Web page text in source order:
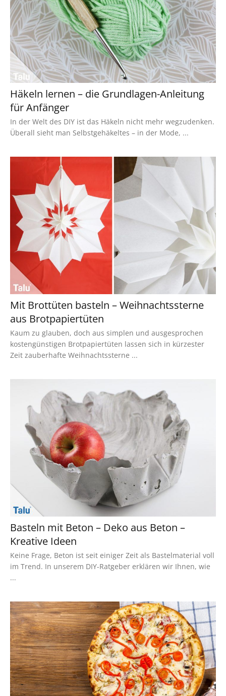
Häkeln lernen – die Grundlagen-Anleitung
für Anfänger
In der Welt des DIY ist das Häkeln nicht mehr wegzudenken.
Überall sieht man Selbstgehäkeltes – in der Mode, ...
Mit Brottüten basteln – Weihnachtssterne
aus Brotpapiertüten
Kaum zu glauben, doch aus simplen und ausgesprochen
kostengünstigen Brotpapiertüten lassen sich in kürzester
Zeit zauberhafte Weihnachtssterne ...
Basteln mit Beton – Deko aus Beton –
Kreative Ideen
Keine Frage, Beton ist seit einiger Zeit als Bastelmaterial voll
im Trend. In unserem DIY-Ratgeber erklären wir Ihnen, wie
...